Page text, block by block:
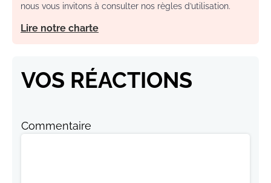
nous vous invitons à consulter nos règles d’utilisation.
Lire notre charte
VOS RÉACTIONS
Commentaire